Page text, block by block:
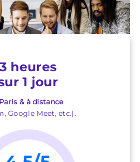
3 heures
1 jour
& à distance
Google Meet, etc.).